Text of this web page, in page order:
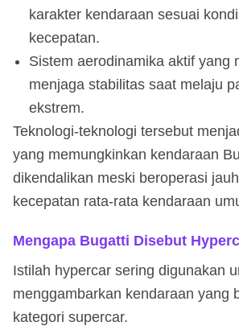
karakter kendaraan sesuai
kecepatan.
Sistem aerodinamika aktif yang
menjaga stabilitas saat melaju
ekstrem.
Teknologi-teknologi tersebut
yang memungkinkan kendaraan
dikendalikan meski beroperasi
kecepatan rata-rata kendaraan
Mengapa Bugatti Disebut
Istilah hypercar sering digunakan
menggambarkan kendaraan yang
kategori supercar.